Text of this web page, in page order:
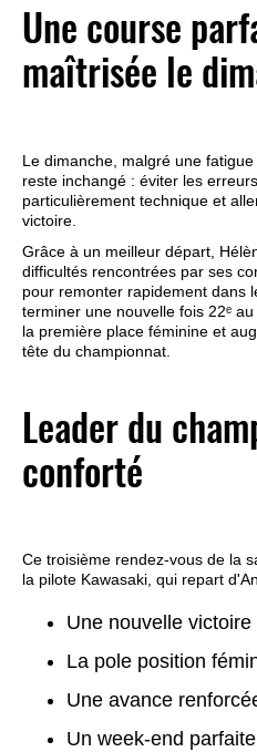
Une course
maîtrisée le
Le dimanche, malgré une
reste inchangé : éviter les
particulièrement technique et
victoire.
Grâce à un meilleur départ,
difficultés rencontrées par ses
pour remonter rapidement dans
terminer une nouvelle fois 22ᵉ
la première place féminine et
tête du championnat.
Leader du
conforté
Ce troisième rendez-vous de la
la pilote Kawasaki, qui repart
Une nouvelle
La pole position
Une avance
Un week-end